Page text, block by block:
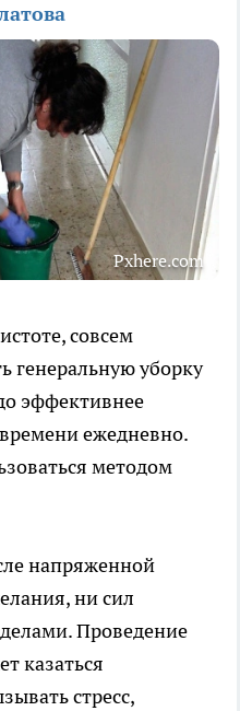
Pxhere.com
совсем
генеральную уборку
эффективнее
ежедневно.
методом
напряженной
ни сил
Проведение
казаться
стресс,